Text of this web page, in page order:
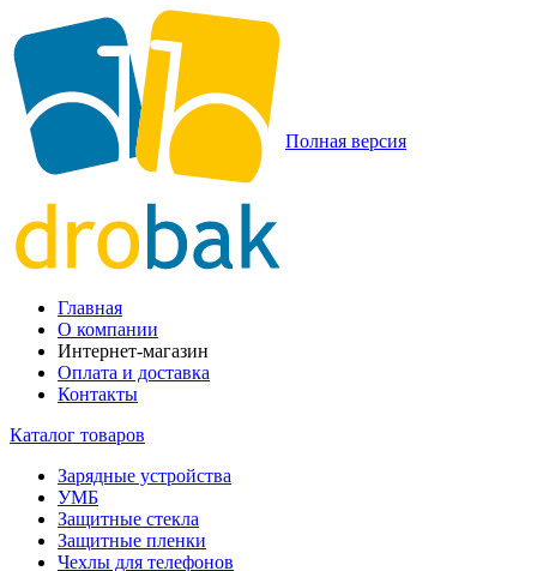
Полная версия
Главная
О компании
Интернет-магазин
Оплата и доставка
Контакты
Каталог товаров
Зарядные устройства
УМБ
Защитные стекла
Защитные пленки
Чехлы для телефонов